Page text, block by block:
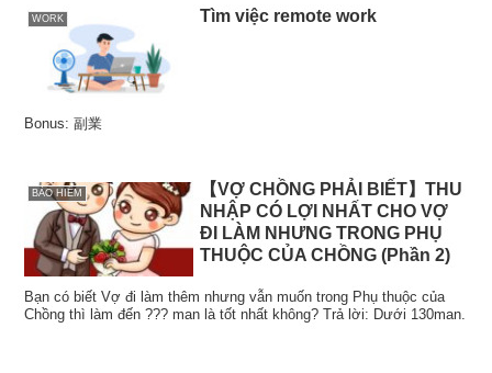
WORK Tìm việc remote work
Bonus: 副業
BẢO HIỂM
【VỢ CHỒNG PHẢI BIẾT】THU
NHẬP CÓ LỢI NHẤT CHO VỢ
ĐI LÀM NHƯNG TRONG PHỤ
THUỘC CỦA CHỒNG (Phần 2)
Bạn có biết Vợ đi làm thêm nhưng vẫn muốn trong Phụ thuộc của
Chồng thì làm đến ??? man là tốt nhất không? Trả lời: Dưới 130man.